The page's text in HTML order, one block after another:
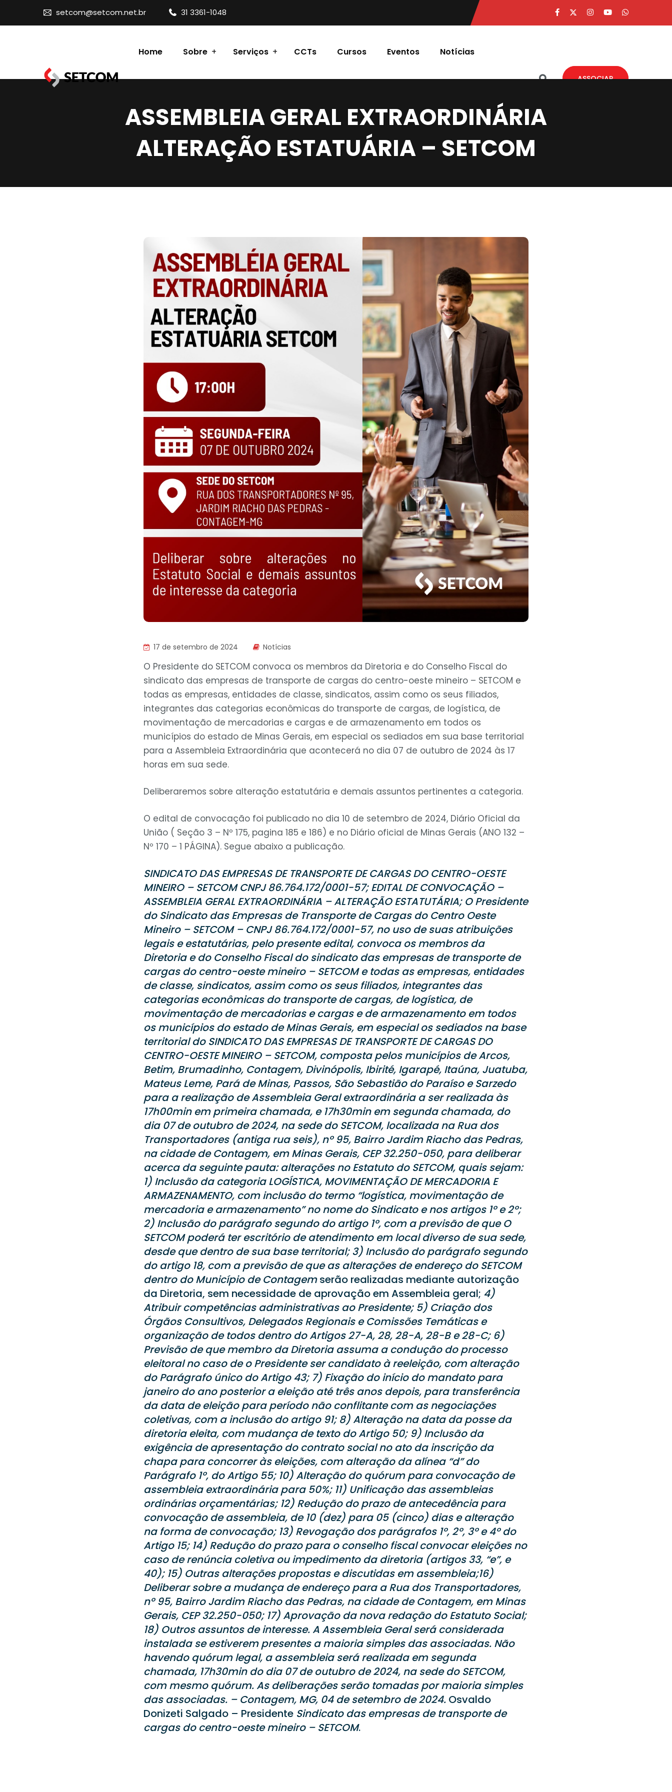
setcom@setcom.net.br 31 3361-1048
Home Sobre Serviços CCTs Cursos Eventos Notícias
ASSOCIAR
ASSEMBLEIA GERAL EXTRAORDINÁRIA
ALTERAÇÃO ESTATUÁRIA – SETCOM
17 de setembro de 2024 Notícias
O Presidente do SETCOM convoca os membros da Diretoria e do Conselho Fiscal do
sindicato das empresas de transporte de cargas do centro-oeste mineiro – SETCOM e
todas as empresas, entidades de classe, sindicatos, assim como os seus filiados,
integrantes das categorias econômicas do transporte de cargas, de logística, de
movimentação de mercadorias e cargas e de armazenamento em todos os
municípios do estado de Minas Gerais, em especial os sediados em sua base territorial
para a Assembleia Extraordinária que acontecerá no dia 07 de outubro de 2024 às 17
horas em sua sede.
Deliberaremos sobre alteração estatutária e demais assuntos pertinentes a categoria.
O edital de convocação foi publicado no dia 10 de setembro de 2024, Diário Oficial da
União ( Seção 3 – Nº 175, pagina 185 e 186) e no Diário oficial de Minas Gerais (ANO 132 –
Nº 170 – 1 PÁGINA). Segue abaixo a publicação.
SINDICATO DAS EMPRESAS DE TRANSPORTE DE CARGAS DO CENTRO-OESTE
MINEIRO – SETCOM CNPJ 86.764.172/0001-57; EDITAL DE CONVOCAÇÃO –
ASSEMBLEIA GERAL EXTRAORDINÁRIA – ALTERAÇÃO ESTATUTÁRIA; O Presidente
do Sindicato das Empresas de Transporte de Cargas do Centro Oeste
Mineiro – SETCOM – CNPJ 86.764.172/0001-57, no uso de suas atribuições
legais e estatutárias, pelo presente edital, convoca os membros da
Diretoria e do Conselho Fiscal do sindicato das empresas de transporte de
cargas do centro-oeste mineiro – SETCOM e todas as empresas, entidades
de classe, sindicatos, assim como os seus filiados, integrantes das
categorias econômicas do transporte de cargas, de logística, de
movimentação de mercadorias e cargas e de armazenamento em todos
os municípios do estado de Minas Gerais, em especial os sediados na base
territorial do SINDICATO DAS EMPRESAS DE TRANSPORTE DE CARGAS DO
CENTRO-OESTE MINEIRO – SETCOM, composta pelos municípios de Arcos,
Betim, Brumadinho, Contagem, Divinópolis, Ibirité, Igarapé, Itaúna, Juatuba,
Mateus Leme, Pará de Minas, Passos, São Sebastião do Paraíso e Sarzedo
para a realização de Assembleia Geral extraordinária a ser realizada às
17h00min em primeira chamada, e 17h30min em segunda chamada, do
dia 07 de outubro de 2024, na sede do SETCOM, localizada na Rua dos
Transportadores (antiga rua seis), nº 95, Bairro Jardim Riacho das Pedras,
na cidade de Contagem, em Minas Gerais, CEP 32.250-050, para deliberar
acerca da seguinte pauta: alterações no Estatuto do SETCOM, quais sejam:
1) Inclusão da categoria LOGÍSTICA, MOVIMENTAÇÃO DE MERCADORIA E
ARMAZENAMENTO, com inclusão do termo “logística, movimentação de
mercadoria e armazenamento” no nome do Sindicato e nos artigos 1º e 2º;
2) Inclusão do parágrafo segundo do artigo 1º, com a previsão de que O
SETCOM poderá ter escritório de atendimento em local diverso de sua sede,
desde que dentro de sua base territorial; 3) Inclusão do parágrafo segundo
do artigo 18, com a previsão de que as alterações de endereço do SETCOM
dentro do Município de Contagemserão realizadas mediante autorização
da Diretoria, sem necessidade de aprovação em Assembleia geral; 4)
Atribuir competências administrativas ao Presidente; 5) Criação dos
Órgãos Consultivos, Delegados Regionais e Comissões Temáticas e
organização de todos dentro do Artigos 27-A, 28, 28-A, 28-B e 28-C; 6)
Previsão de que membro da Diretoria assuma a condução do processo
eleitoral no caso de o Presidente ser candidato à reeleição, com alteração
do Parágrafo único do Artigo 43; 7) Fixação do início do mandato para
janeiro do ano posterior a eleição até três anos depois, para transferência
da data de eleição para período não conflitante com as negociações
coletivas, com a inclusão do artigo 91; 8) Alteração na data da posse da
diretoria eleita, com mudança de texto do Artigo 50; 9) Inclusão da
exigência de apresentação do contrato social no ato da inscrição da
chapa para concorrer às eleições, com alteração da alínea “d” do
Parágrafo 1º, do Artigo 55; 10) Alteração do quórum para convocação de
assembleia extraordinária para 50%; 11) Unificação das assembleias
ordinárias orçamentárias; 12) Redução do prazo de antecedência para
convocação de assembleia, de 10 (dez) para 05 (cinco) dias e alteração
na forma de convocação; 13) Revogação dos parágrafos 1º, 2º, 3º e 4º do
Artigo 15; 14) Redução do prazo para o conselho fiscal convocar eleições no
caso de renúncia coletiva ou impedimento da diretoria (artigos 33, “e”, e
40); 15) Outras alterações propostas e discutidas em assembleia;16)
Deliberar sobre a mudança de endereço para a Rua dos Transportadores,
nº 95, Bairro Jardim Riacho das Pedras, na cidade de Contagem, em Minas
Gerais, CEP 32.250-050; 17) Aprovação da nova redação do Estatuto Social;
18) Outros assuntos de interesse. A Assembleia Geral será considerada
instalada se estiverem presentes a maioria simples das associadas. Não
havendo quórum legal, a assembleia será realizada em segunda
chamada, 17h30min do dia 07 de outubro de 2024, na sede do SETCOM,
com mesmo quórum. As deliberações serão tomadas por maioria simples
das associadas. – Contagem, MG, 04 de setembro de 2024. Osvaldo
Donizeti Salgado – Presidente Sindicato das empresas de transporte de
cargas do centro-oeste mineiro – SETCOM.